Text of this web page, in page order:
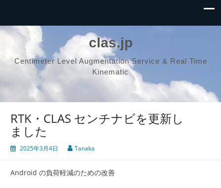
clas.jp
Centimeter Level Augmentation Service & Real Time
Kinematic
RTK・CLAS センチナビを更新し
ました
2025年3月4日 Tanaka
Android の負荷軽減のための改善